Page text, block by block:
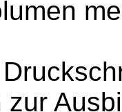
zur